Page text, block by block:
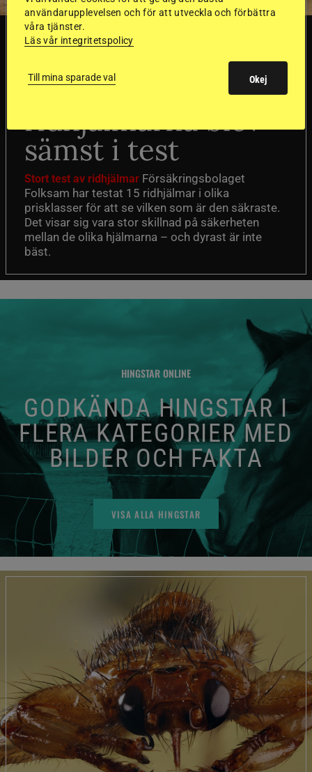
SVERIGE
Dyraste
ridhjälmarna blev
sämst i test
Stort test av ridhjälmar Försäkringsbolaget
Folksam har testat 15 ridhjälmar i olika
prisklasser för att se vilken som är den säkraste.
Det visar sig vara stor skillnad på säkerheten
mellan de olika hjälmarna – och dyrast är inte
bäst.
HINGSTAR ONLINE
GODKÄNDA HINGSTAR I
FLERA KATEGORIER MED
BILDER OCH FAKTA
VISA ALLA HINGSTAR
användarupplevelsen och för att utveckla och förbättra
våra tjänster.
Läs vår integritetspolicy
Till mina sparade val Okej